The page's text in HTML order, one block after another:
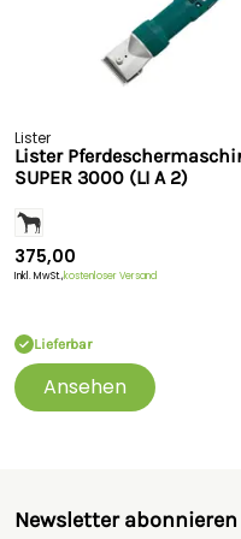
Lister
Lister
SUPER 3000 (LI A 2)
375,00
Inkl. MwSt.,kostenloser Versand
Lieferbar
Ansehen
Newsletter abonnieren